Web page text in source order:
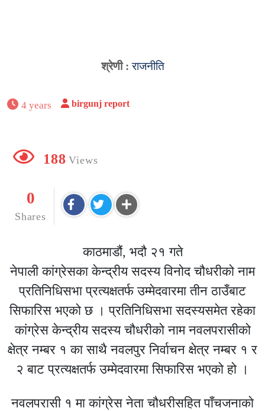
श्रेणी :राजनीति
4 years birgunj report
188 Views
0
Shares
काठमाडौं, भदौ २१ गते
नेपाली कांग्रेसका केन्द्रीय सदस्य विनोद चौधरीको नाम
प्रतिनिधिसभा प्रत्यक्षतर्फ उम्मेदवारमा तीन ठाउँबाट
सिफारिस भएको छ । प्रतिनिधिसभा सदस्यसमेत रहेका
कांग्रेस केन्द्रीय सदस्य चौधरीको नाम नवलपरासीको
क्षेत्र नम्बर १ का साथै नवलपुर निर्वाचन क्षेत्र नम्बर १ र
२ बाट प्रत्यक्षतर्फ उम्मेदवारमा सिफारिस भएको हो ।
नवलपरासी १ मा कांग्रेस नेता चौधरीसहित पाँचजनाको